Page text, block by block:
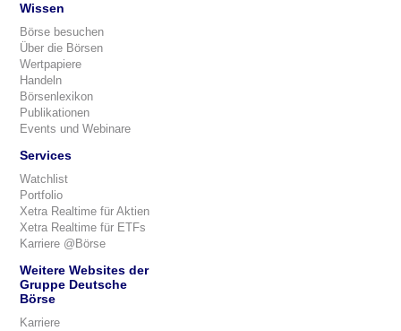
Wissen
Börse besuchen
Über die Börsen
Wertpapiere
Handeln
Börsenlexikon
Publikationen
Events und Webinare
Services
Watchlist
Portfolio
Xetra Realtime für Aktien
Xetra Realtime für ETFs
Karriere @Börse
Weitere Websites der
Gruppe Deutsche
Börse
Karriere